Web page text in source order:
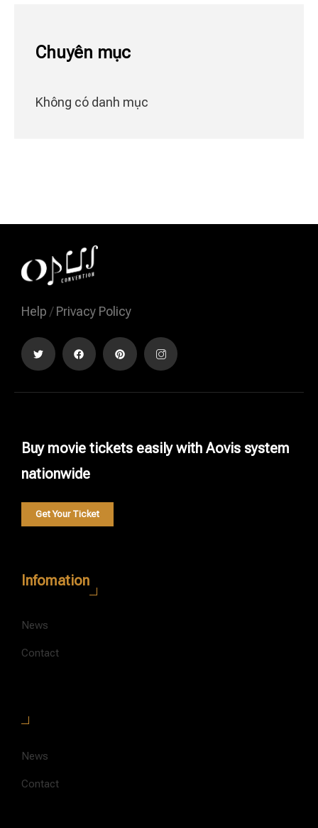
Chuyên mục
Không có danh mục
Help /Privacy Policy
Buy movie tickets easily with Aovis system
nationwide
Get Your Ticket
Infomation
News
Contact
News
Contact